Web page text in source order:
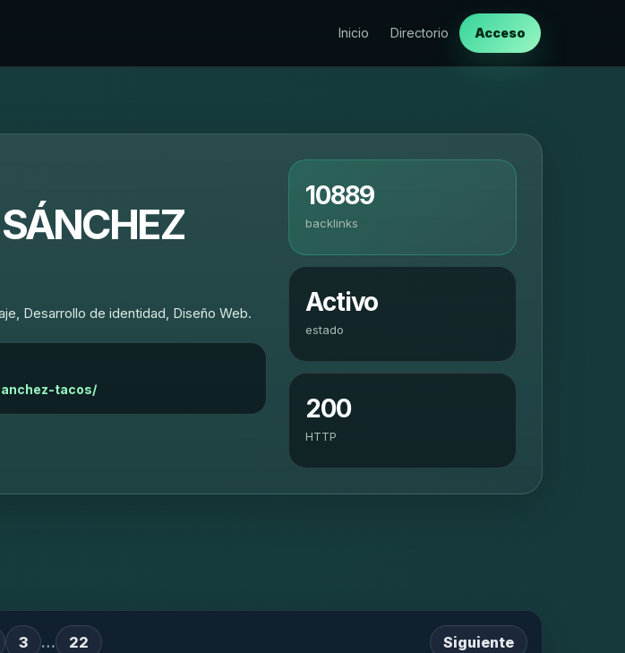
Inicio Directorio Acceso
Desarrollo de identidad, Diseño Web.
tacos/
10889
backlinks
Activo
estado
200
HTTP
3 … 22 Siguiente